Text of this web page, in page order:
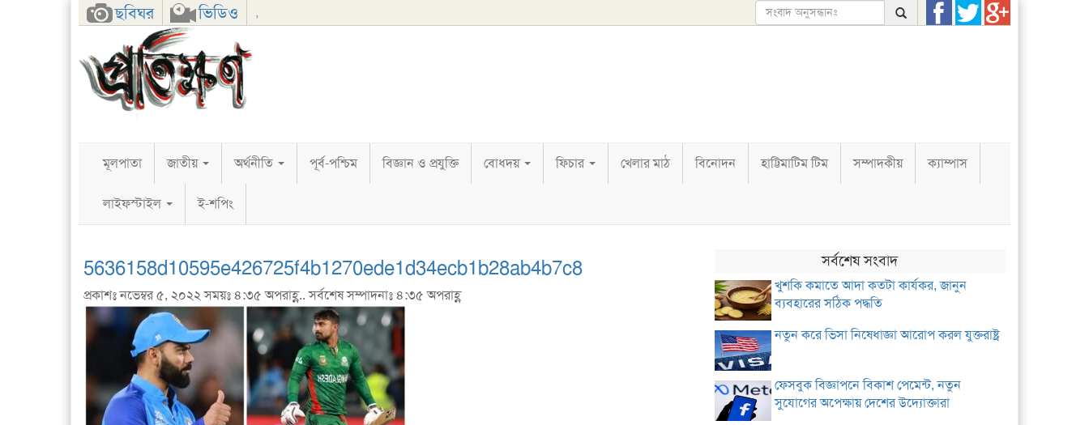
ছবিঘর ভিডিও ,
FacebookTwitterGoogle+
মূলপাতা জাতীয় অর্থনীতি পূর্ব-পশ্চিম বিজ্ঞান ও প্রযুক্তি বোধদয় ফিচার খেলার মাঠ বিনোদন হাট্টিমাটিম টিম সম্পাদকীয় ক্যাম্পাস
লাইফস্টাইল ই-শপিং
5636158d10595e426725f4b1270ede1d34ecb1b28ab4b7c8
প্রকাশঃ নভেম্বর ৫, ২০২২ সময়ঃ ৪:৩৫ অপরাহ্ণ.. সর্বশেষ সম্পাদনাঃ ৪:৩৫ অপরাহ্ণ
সর্বশেষ সংবাদ
খুশকি কমাতে আদা কতটা কার্যকর, জানুন
ব্যবহারের সঠিক পদ্ধতি
নতুন করে ভিসা নিষেধাজ্ঞা আরোপ করল যুক্তরাষ্ট্র
ফেসবুক বিজ্ঞাপনে বিকাশ পেমেন্ট, নতুন
সুযোগের অপেক্ষায় দেশের উদ্যোক্তারা